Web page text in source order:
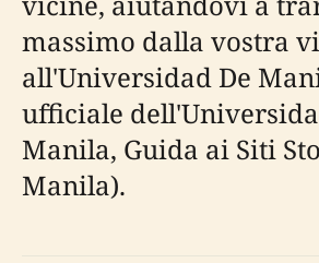
massimo dalla vostra
all'Universidad De
ufficiale
Manila, Guida ai Siti
Manila).